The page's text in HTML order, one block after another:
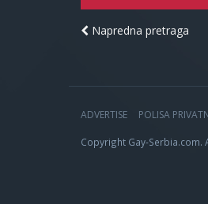
Napredna pretraga
ADVERTISE POLISA
Copyright Gay-Serbia.com.